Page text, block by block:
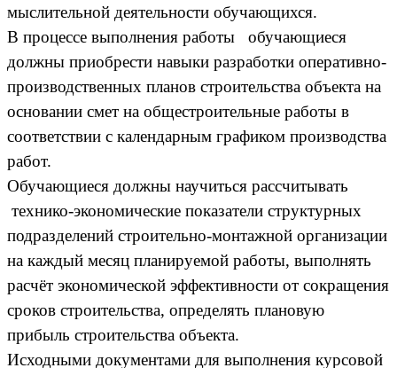
мыслительной деятельности обучающихся.
В процессе выполнения работы обучающиеся
должны приобрести навыки разработки оперативно-
производственных планов строительства объекта на
основании смет на общестроительные работы в
соответствии с календарным графиком производства
работ.
Обучающиеся должны научиться рассчитывать
технико-экономические показатели структурных
подразделений строительно-монтажной организации
на каждый месяц планируемой работы, выполнять
расчёт экономической эффективности от сокращения
сроков строительства, определять плановую
прибыль строительства объекта.
Исходными документами для выполнения курсовой